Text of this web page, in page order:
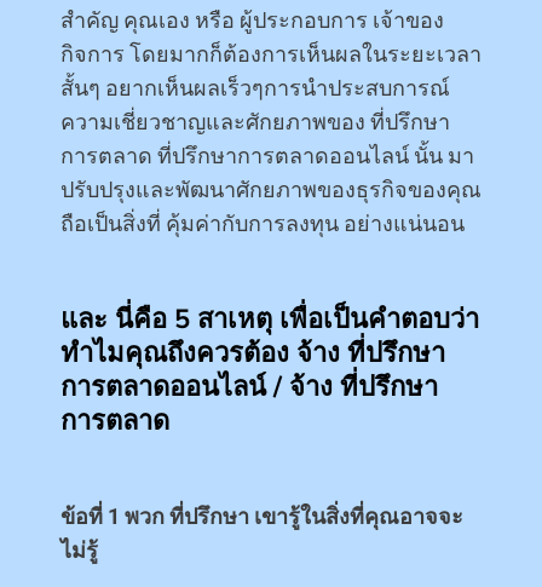
สำคัญ คุณเอง หรือ ผู้ประกอบการ เจ้าของ
กิจการ โดยมากก็ต้องการเห็นผลในระยะเวลา
สั้นๆ อยากเห็นผลเร็วๆการนำประสบการณ์
ความเชี่ยวชาญและศักยภาพของ ที่ปรึกษา
การตลาด ที่ปรึกษาการตลาดออนไลน์ นั้น มา
ปรับปรุงและพัฒนาศักยภาพของธุรกิจของคุณ
ถือเป็นสิ่งที่ คุ้มค่ากับการลงทุน อย่างแน่นอน
และ นี่คือ 5 สาเหตุ เพื่อเป็นคำตอบว่า
ทำไมคุณถึงควรต้อง จ้าง ที่ปรึกษา
การตลาดออนไลน์ / จ้าง ที่ปรึกษา
การตลาด
ข้อที่ 1 พวก ที่ปรึกษา เขารู้ในสิ่งที่คุณอาจจะ
ไม่รู้